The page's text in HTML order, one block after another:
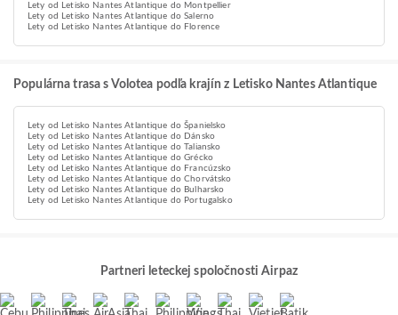
Lety od Letisko Nantes Atlantique do Montpellier
Lety od Letisko Nantes Atlantique do Salerno
Lety od Letisko Nantes Atlantique do Florence
Populárna trasa s Volotea podľa krajín z Letisko Nantes Atlantique
Lety od Letisko Nantes Atlantique do Španielsko
Lety od Letisko Nantes Atlantique do Dánsko
Lety od Letisko Nantes Atlantique do Taliansko
Lety od Letisko Nantes Atlantique do Grécko
Lety od Letisko Nantes Atlantique do Francúzsko
Lety od Letisko Nantes Atlantique do Chorvátsko
Lety od Letisko Nantes Atlantique do Bulharsko
Lety od Letisko Nantes Atlantique do Portugalsko
Partneri leteckej spoločnosti Airpaz